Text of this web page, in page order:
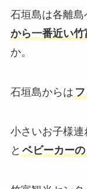
石垣島は各離島
から一番近い竹
か。
石垣島からは
小さいお子様
と ベビーカー